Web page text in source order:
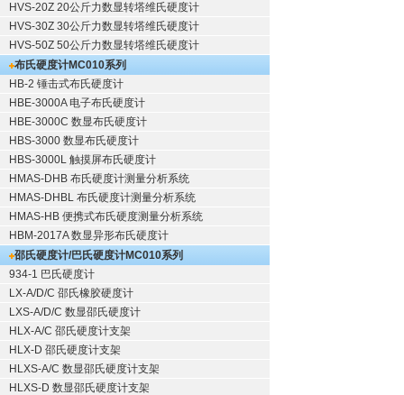
HVS-20Z 20公斤力数显转塔维氏硬度计
HVS-30Z 30公斤力数显转塔维氏硬度计
HVS-50Z 50公斤力数显转塔维氏硬度计
布氏硬度计MC010系列
HB-2 锤击式布氏硬度计
HBE-3000A 电子布氏硬度计
HBE-3000C 数显布氏硬度计
HBS-3000 数显布氏硬度计
HBS-3000L 触摸屏布氏硬度计
HMAS-DHB 布氏硬度计测量分析系统
HMAS-DHBL 布氏硬度计测量分析系统
HMAS-HB 便携式布氏硬度测量分析系统
HBM-2017A 数显异形布氏硬度计
邵氏硬度计/巴氏硬度计MC010系列
934-1 巴氏硬度计
LX-A/D/C 邵氏橡胶硬度计
LXS-A/D/C 数显邵氏硬度计
HLX-A/C 邵氏硬度计支架
HLX-D 邵氏硬度计支架
HLXS-A/C 数显邵氏硬度计支架
HLXS-D 数显邵氏硬度计支架